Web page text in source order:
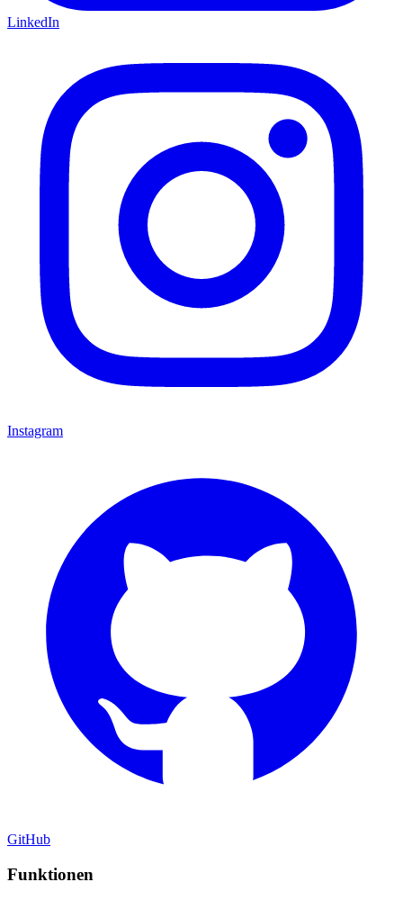
LinkedIn
Instagram
GitHub
Funktionen